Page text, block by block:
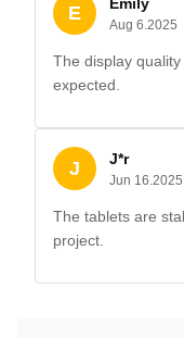
E
Aug 6.2025
The display
expected.
J J*r
Jun 16.2025
The tablets are
project.